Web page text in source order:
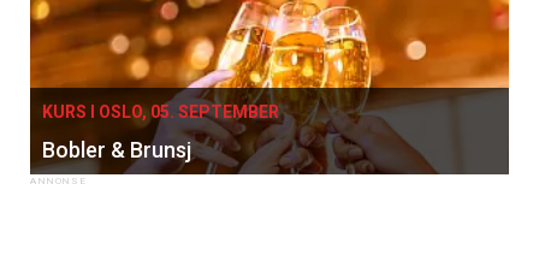
KURS I OSLO, 05. SEPTEMBER
Bobler & Brunsj